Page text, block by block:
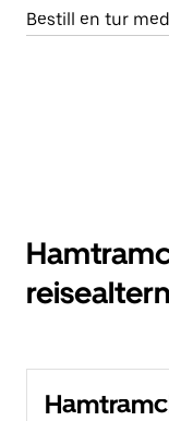
Bestill en tur